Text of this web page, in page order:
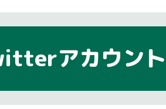
アカウント